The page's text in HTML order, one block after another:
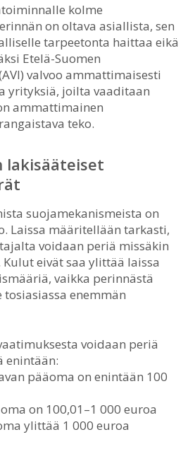
kolme
on oltava asiallista, sen
tarpeetonta haittaa eikä
Etelä-Suomen
valvoo ammattimaisesti
yrityksiä, joilta vaaditaan
ammattimainen
teko.
lakisääteiset
suojamekanismeista on
Laissa määritellään tarkasti,
voidaan periä missäkin
Kulut eivät saa ylittää laissa
vaikka perinnästä
enemmän
voidaan periä
enintään:
pääoma on enintään 100
on 100,01–1 000 euroa
ylittää 1 000 euroa